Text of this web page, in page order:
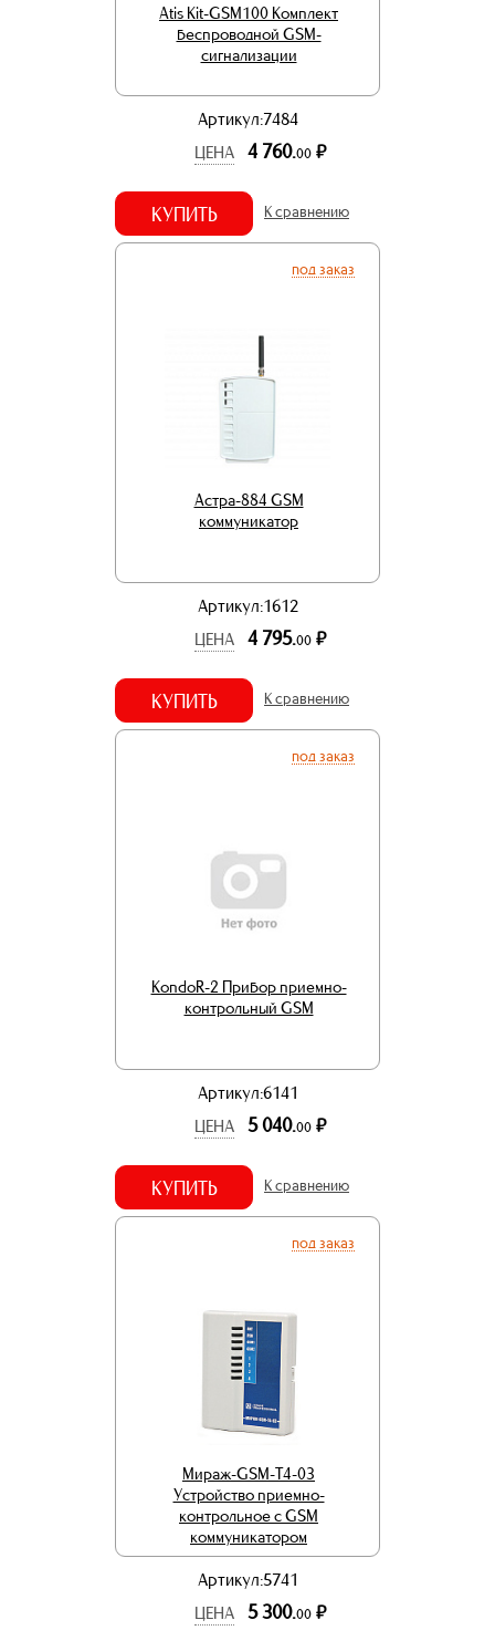
Atis Kit-GSM100 Комплект
беспроводной GSM-
сигнализации
Артикул:7484
ЦЕНА
4 760.00 р.
КУПИТЬ К сравнению
под заказ
Астра-884 GSM
коммуникатор
Артикул:1612
ЦЕНА
4 795.00 р.
КУПИТЬ К сравнению
под заказ
KondoR-2 Прибор приемно-
контрольный GSM
Артикул:6141
ЦЕНА
5 040.00 р.
КУПИТЬ К сравнению
под заказ
Мираж-GSM-T4-03
Устройство приемно-
контрольное c GSM
коммуникатором
Артикул:5741
ЦЕНА
5 300.00 р.